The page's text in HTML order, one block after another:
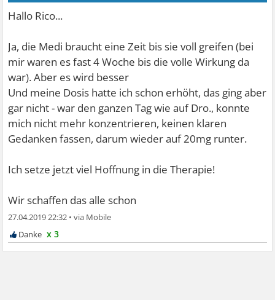
Hallo Rico...
Ja, die Medi braucht eine Zeit bis sie voll greifen (bei
mir waren es fast 4 Woche bis die volle Wirkung da
war). Aber es wird besser
Und meine Dosis hatte ich schon erhöht, das ging aber
gar nicht - war den ganzen Tag wie auf Dro., konnte
mich nicht mehr konzentrieren, keinen klaren
Gedanken fassen, darum wieder auf 20mg runter.
Ich setze jetzt viel Hoffnung in die Therapie!
Wir schaffen das alle schon
27.04.2019 22:32 •
x 3